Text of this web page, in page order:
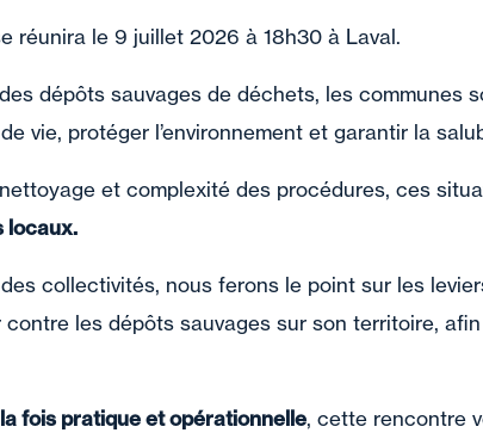
réunira le 9 juillet 2026 à 18h30 à Laval.
dépôts sauvages de déchets, les communes
vie, protéger l’environnement et garantir la
et complexité des procédures, ces
locaux.
collectivités, nous ferons le point sur les
les dépôts sauvages sur son territoire, afin
fois pratique et opérationnelle, cette rencontre